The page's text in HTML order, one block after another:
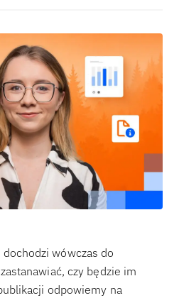
wówczas do
czy będzie im
odpowiemy na